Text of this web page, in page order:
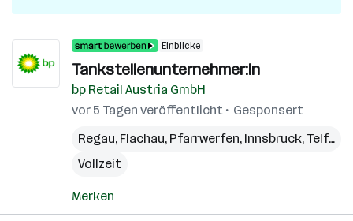
Einblicke
Tankstellenunternehmer:in
bp Retail Austria GmbH
vor 5 Tagen veröffentlicht
Gesponsert
Regau, Flachau, Pfarrwerfen, Innsbruck, Telfs
Vollzeit
Merken